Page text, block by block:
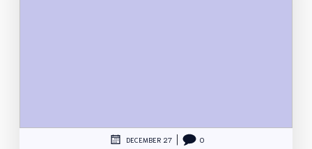
DECEMBER 27 0